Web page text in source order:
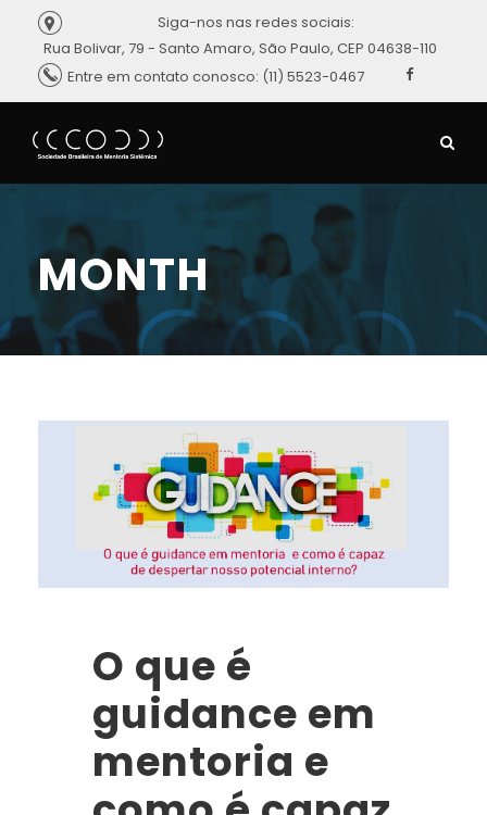
Rua Bolivar, 79 - Santo Amaro, São Paulo, CEP 04638-110
Entre em contato conosco: (11) 5523-0467
Siga-nos nas redes sociais:
MONTH
O que é
guidance em
mentoria e